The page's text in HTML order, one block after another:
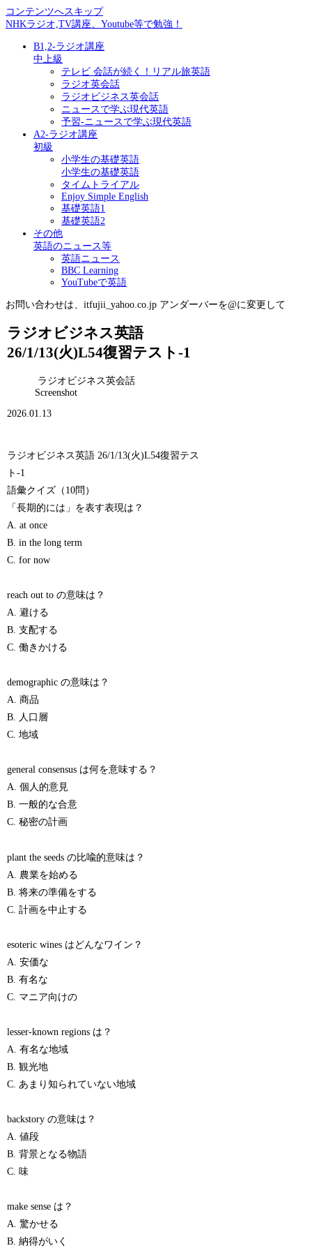
コンテンツへスキップ
NHKラジオ,TV講座、Youtube等で勉強！
B1,2-ラジオ講座
中上級
テレビ 会話が続く！リアル旅英語
ラジオ英会話
ラジオビジネス英会話
ニュースで学ぶ現代英語
予習-ニュースで学ぶ現代英語
A2-ラジオ講座
初級
小学生の基礎英語
小学生の基礎英語
タイムトライアル
Enjoy Simple English
基礎英語1
基礎英語2
その他
英語のニュース等
英語ニュース
BBC Learning
YouTubeで英語
お問い合わせは、itfujii_yahoo.co.jp アンダーバーを@に変更して
ラジオビジネス英語
26/1/13(火)L54復習テスト-1
ラジオビジネス英会話
Screenshot
2026.01.13
ラジオビジネス英語 26/1/13(火)L54復習テス
ト-1
語彙クイズ（10問）
「長期的には」を表す表現は？
A. at once
B. in the long term
C. for now
reach out to の意味は？
A. 避ける
B. 支配する
C. 働きかける
demographic の意味は？
A. 商品
B. 人口層
C. 地域
general consensus は何を意味する？
A. 個人的意見
B. 一般的な合意
C. 秘密の計画
plant the seeds の比喩的意味は？
A. 農業を始める
B. 将来の準備をする
C. 計画を中止する
esoteric wines はどんなワイン？
A. 安価な
B. 有名な
C. マニア向けの
lesser-known regions は？
A. 有名な地域
B. 観光地
C. あまり知られていない地域
backstory の意味は？
A. 値段
B. 背景となる物語
C. 味
make sense は？
A. 驚かせる
B. 納得がいく